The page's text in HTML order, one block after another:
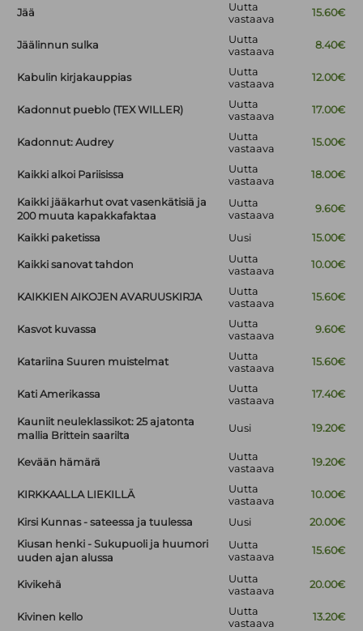
Jää
Uutta
vastaava
15.60€
Jäälinnun sulka
Uutta
vastaava
8.40€
Kabulin kirjakauppias
Uutta
vastaava
12.00€
Kadonnut pueblo (TEX WILLER)
Uutta
vastaava
17.00€
Kadonnut: Audrey
Uutta
vastaava
15.00€
Kaikki alkoi Pariisissa
Uutta
vastaava
18.00€
Kaikki jääkarhut ovat vasenkätisiä ja
200 muuta kapakkafaktaa
Uutta
vastaava
9.60€
Kaikki paketissa Uusi 15.00€
Kaikki sanovat tahdon
Uutta
vastaava
10.00€
KAIKKIEN AIKOJEN AVARUUSKIRJA
Uutta
vastaava
15.60€
Kasvot kuvassa
Uutta
vastaava
9.60€
Katariina Suuren muistelmat
Uutta
vastaava
15.60€
Kati Amerikassa
Uutta
vastaava
17.40€
Kauniit neuleklassikot: 25 ajatonta
mallia Brittein saarilta
Uusi 19.20€
Kevään hämärä
Uutta
vastaava
19.20€
KIRKKAALLA LIEKILLÄ
Uutta
vastaava
10.00€
Kirsi Kunnas - sateessa ja tuulessa Uusi
20.00€
Kiusan henki - Sukupuoli ja huumori
uuden ajan alussa
Uutta
vastaava
15.60€
Kivikehä
Uutta
vastaava
20.00€
Kivinen kello
Uutta
vastaava
13.20€